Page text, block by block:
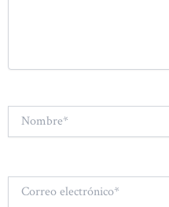
Nombre*
Correo
electrónico*